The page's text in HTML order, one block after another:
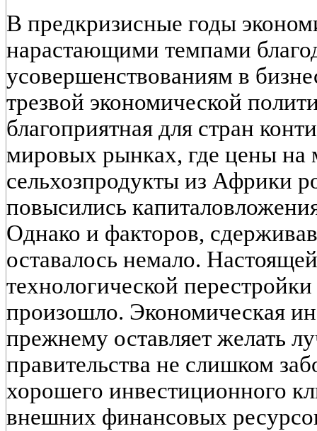
В предкризисные годы
нарастающими темпами
усовершенствованиям в
трезвой экономической
благоприятная для стран
мировых рынках, где цены на
сельхозпродукты из Африки
повысились
Однако и факторов,
оставалось немало.
технологической
произошло. Экономическая
прежнему оставляет желать
правительства не слишком
хорошего инвестиционного
внешних финансовых